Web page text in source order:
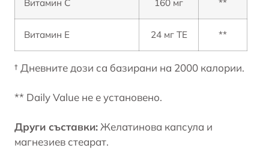
Витамин С 160 мг **
Витамин Е 24 мг ТЕ **
† Дневните дози са базирани на 2000 калории.
** Daily Value не е установено.
Други съставки: Желатинова капсула и
магнезиев стеарат.